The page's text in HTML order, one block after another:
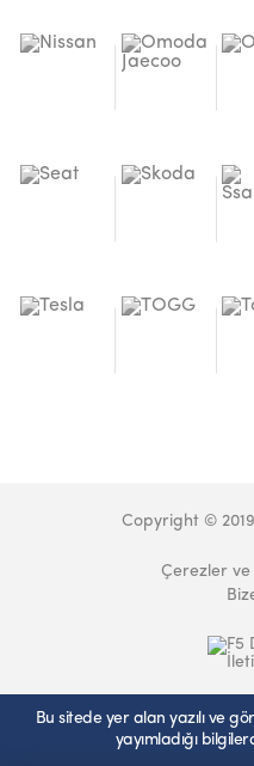
Copyright © 2019
Çerezler ve
Bu sitede yer alan yazılı ve
yayımladığı